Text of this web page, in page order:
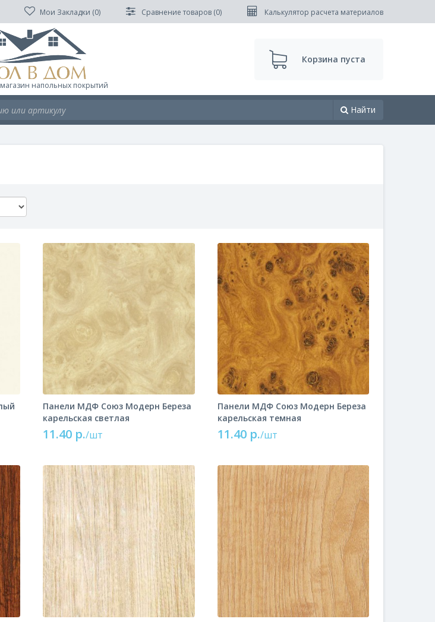
Мои Закладки (0) Сравнение товаров (0) Калькулятор расчета материалов
напольных покрытий
Корзина пуста
Найти
Панели МДФ Союз Модерн Береза
карельская светлая
11.40 р./шт
Панели МДФ Союз Модерн Береза
карельская темная
11.40 р./шт